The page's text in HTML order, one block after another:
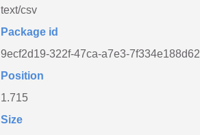
text/csv
Package id
9ecf2d19-322f-47ca-a7e3-7f334e188d62
Position
1.715
Size